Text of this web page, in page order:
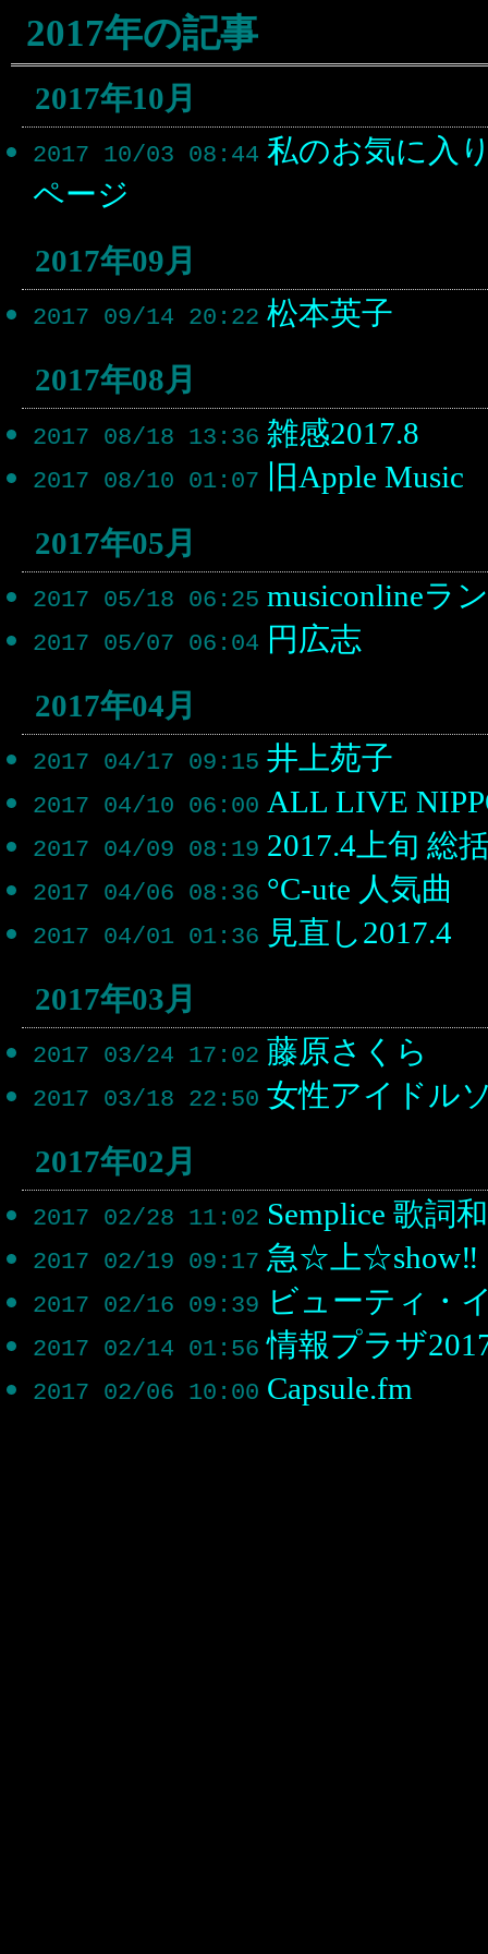
2017年の記事
2017年10月
2017 10/03 08:44 私のお気に入
ページ
2017年09月
2017 09/14 20:22 松本英子
2017年08月
2017 08/18 13:36 雑感2017.8
2017 08/10 01:07
旧Apple Music
2017年05月
2017 05/18 06:25 musiconlineラ
2017 05/07 06:04 円広志
2017年04月
2017 04/17 09:15 井上苑子
2017 04/10 06:00 ALL LIVE
2017 04/09 08:19 2017.4上旬 総
2017 04/06 08:36 °C-ute 人気曲
2017 04/01 01:36 見直し2017.4
2017年03月
2017 03/24 17:02 藤原さくら
2017 03/18 22:50 女性アイドル
2017年02月
2017 02/28 11:02 Semplice 歌詞
2017 02/19 09:17 急☆上☆show‼︎
2017 02/16 09:39 ビューティ・
2017 02/14 01:56 情報プラザ
2017 02/06 10:00 Capsule.fm